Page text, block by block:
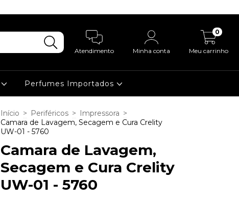
Atendimento Minha conta Meu carrinho
0
Perfumes Importados
Início > Periféricos > Impressora >
Camara de Lavagem, Secagem e Cura Crelity
UW-01 - 5760
Camara de Lavagem,
Secagem e Cura Crelity
UW-01 - 5760